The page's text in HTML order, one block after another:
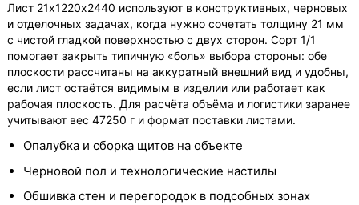
Лист 21х1220х2440 используют в конструктивных, черновых
и отделочных задачах, когда нужно сочетать толщину 21 мм
с чистой гладкой поверхностью с двух сторон. Сорт 1/1
помогает закрыть типичную «боль» выбора стороны: обе
плоскости рассчитаны на аккуратный внешний вид и удобны,
если лист остаётся видимым в изделии или работает как
рабочая плоскость. Для расчёта объёма и логистики заранее
учитывают вес 47250 г и формат поставки листами.
Опалубка и сборка щитов на объекте
Черновой пол и технологические настилы
Обшивка стен и перегородок в подсобных зонах